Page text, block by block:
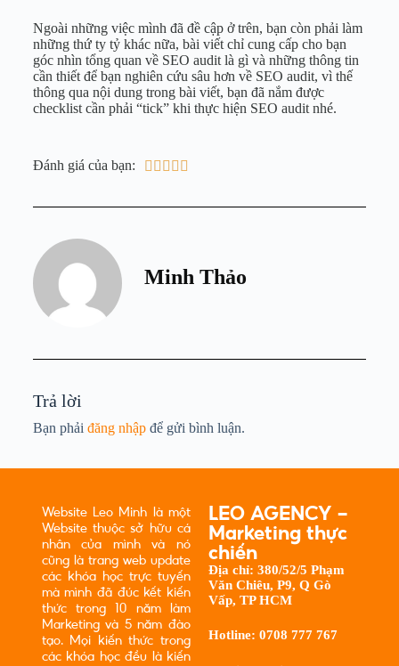
Ngoài những việc mình đã đề cập ở trên, bạn còn phải làm
những thứ ty tỷ khác nữa, bài viết chỉ cung cấp cho bạn
góc nhìn tổng quan về SEO audit là gì và những thông tin
cần thiết để bạn nghiên cứu sâu hơn về SEO audit, vì thế
thông qua nội dung trong bài viết, bạn đã nắm được
checklist cần phải “tick” khi thực hiện SEO audit nhé.
Đánh giá của bạn:     
Minh Thảo
Trả lời
Bạn phải đăng nhậpđể gửi bình luận.
Website Leo Minh là một
Website thuộc sở hữu cá
nhân của mình và nó
cũng là trang web update
các khóa học trực tuyến
mà mình đã đúc kết kiến
thức trong 10 năm làm
Marketing và 5 năm đào
tạo. Mọi kiến thức trong
các khóa học đều là kiến
LEO AGENCY -
Marketing thực
chiến
Địa chỉ: 380/52/5 Phạm
Văn Chiêu, P9, Q Gò
Vấp, TP HCM
Hotline: 0708 777 767